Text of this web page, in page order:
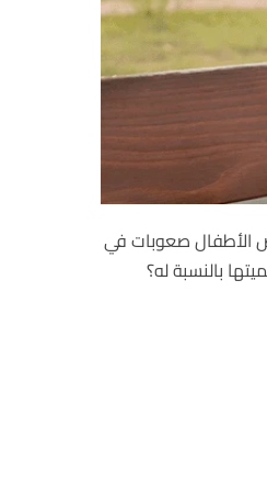
الأطفال صعوبات في
بالنسبة له؟